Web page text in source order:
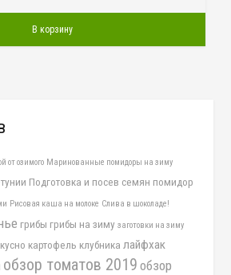
В корзину
от озимого Маринованные помидоры на зиму
Подготовка и посев семян помидор
Рисовая каша на молоке Слива в шоколаде!
грибы грибы на зиму заготовки на зиму
картофель клубника лайфхак
обзор томатов 2019 обзор